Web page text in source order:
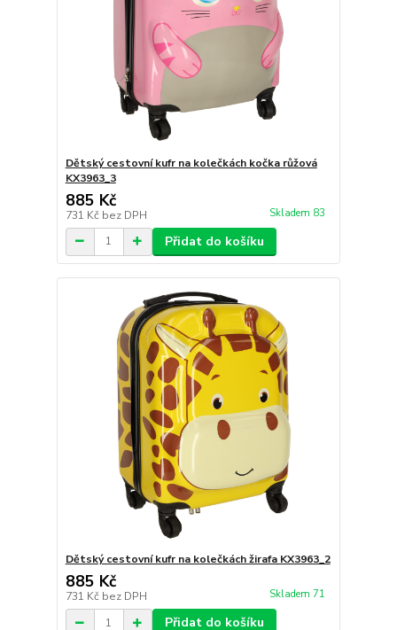
Dětský cestovní kufr na kolečkách kočka růžová
KX3963_3
885 Kč
731 Kč bez DPH Skladem 83
Přidat do košíku
Dětský cestovní kufr na kolečkách žirafa KX3963_2
885 Kč
731 Kč bez DPH Skladem 71
Přidat do košíku